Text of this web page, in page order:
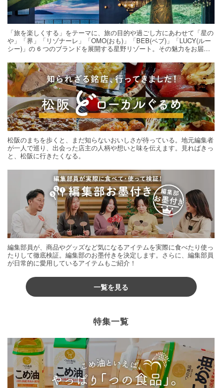
「旅を楽しくする」をテーマに、旅の目的や過ごし方にあわせて「星の
や」「界」「リゾナーレ」「OMO(おも)」「BEB(ベブ)」「LUCY(ルー
シー)」の 6 つのブランドを展開する星野リゾート。その魅力をお届け
松阪のまちを歩くと、まだ知らないおいしさが待っている。地元編集者
が一人で巡り、出会った店主の人柄や想いと味を伝えます。見ればきっ
と、松阪に行きたくなる。
編集部員が、商品やグッズなど気になるアイテムを実際に食べたり使っ
たりして徹底検証。編集部のお墨付きを決定します。さらに、編集部員
が日常的に愛用しているアイテムもご紹介！
一覧を見る
特集一覧